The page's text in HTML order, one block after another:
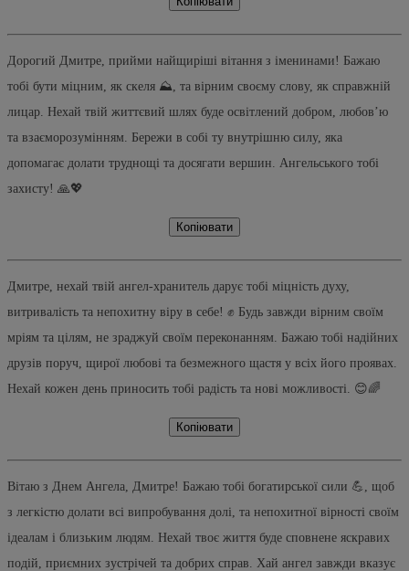
Дорогий Дмитре, прийми найщиріші вітання з іменинами! Бажаю
тобі бути міцним, як скеля ⛰️, та вірним своєму слову, як справжній
лицар. Нехай твій життєвий шлях буде освітлений добром, любов’ю
та взаєморозумінням. Бережи в собі ту внутрішню силу, яка
допомагає долати труднощі та досягати вершин. Ангельського тобі
захисту! 🙏💖
Копіювати
Дмитре, нехай твій ангел-хранитель дарує тобі міцність духу,
витривалість та непохитну віру в себе! ✊ Будь завжди вірним своїм
мріям та цілям, не зраджуй своїм переконанням. Бажаю тобі надійних
друзів поруч, щирої любові та безмежного щастя у всіх його проявах.
Нехай кожен день приносить тобі радість та нові можливості. 😊🌈
Копіювати
Вітаю з Днем Ангела, Дмитре! Бажаю тобі богатирської сили 💪, щоб
з легкістю долати всі випробування долі, та непохитної вірності своїм
ідеалам і близьким людям. Нехай твоє життя буде сповнене яскравих
подій, приємних зустрічей та добрих справ. Хай ангел завжди вказує